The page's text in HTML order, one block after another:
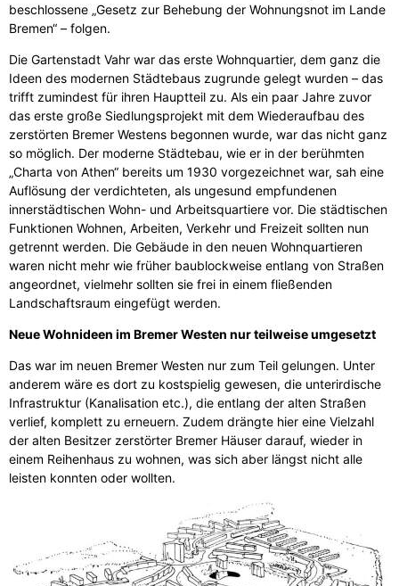
beschlossene „Gesetz zur Behebung der Wohnungsnot im Lande
Bremen“ – folgen.
Die Gartenstadt Vahr war das erste Wohnquartier, dem ganz die
Ideen des modernen Städtebaus zugrunde gelegt wurden – das
trifft zumindest für ihren Hauptteil zu. Als ein paar Jahre zuvor
das erste große Siedlungsprojekt mit dem Wiederaufbau des
zerstörten Bremer Westens begonnen wurde, war das nicht ganz
so möglich. Der moderne Städtebau, wie er in der berühmten
„Charta von Athen“ bereits um 1930 vorgezeichnet war, sah eine
Auflösung der verdichteten, als ungesund empfundenen
innerstädtischen Wohn- und Arbeitsquartiere vor. Die städtischen
Funktionen Wohnen, Arbeiten, Verkehr und Freizeit sollten nun
getrennt werden. Die Gebäude in den neuen Wohnquartieren
waren nicht mehr wie früher baublockweise entlang von Straßen
angeordnet, vielmehr sollten sie frei in einem fließenden
Landschaftsraum eingefügt werden.
Neue Wohnideen im Bremer Westen nur teilweise umgesetzt
Das war im neuen Bremer Westen nur zum Teil gelungen. Unter
anderem wäre es dort zu kostspielig gewesen, die unterirdische
Infrastruktur (Kanalisation etc.), die entlang der alten Straßen
verlief, komplett zu erneuern. Zudem drängte hier eine Vielzahl
der alten Besitzer zerstörter Bremer Häuser darauf, wieder in
einem Reihenhaus zu wohnen, was sich aber längst nicht alle
leisten konnten oder wollten.